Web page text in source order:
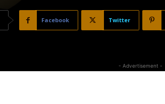
Facebook Twitter
- Advertisement -